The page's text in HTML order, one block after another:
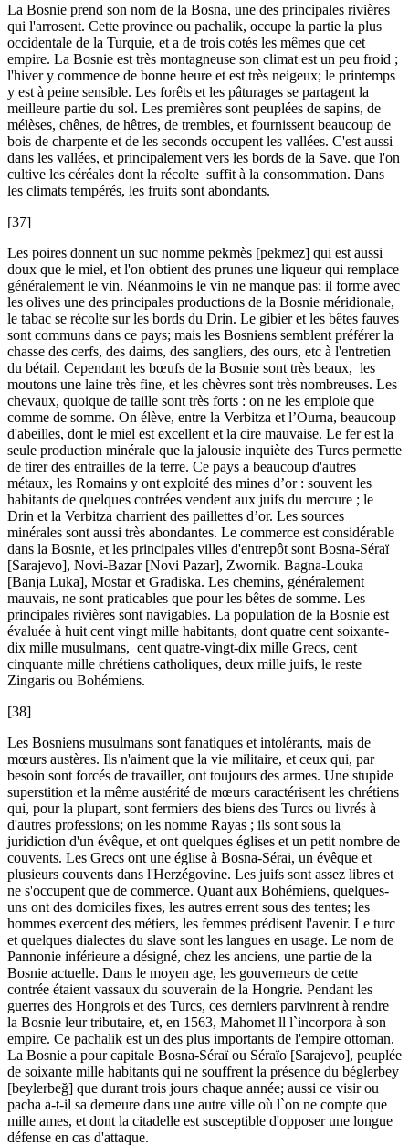
La Bosnie prend son nom de la Bosna, une des principales rivières
qui l'arrosent. Cette province ou pachalik, occupe la partie la plus
occidentale de la Turquie, et a de trois cotés les mêmes que cet
empire. La Bosnie est très montagneuse son climat est un peu froid ;
l'hiver y commence de bonne heure et est très neigeux; le printemps
y est à peine sensible. Les forêts et les pâturages se partagent la
meilleure partie du sol. Les premières sont peuplées de sapins, de
mélèses, chênes, de hêtres, de trembles, et fournissent beaucoup de
bois de charpente et de les seconds occupent les vallées. C'est aussi
dans les vallées, et principalement vers les bords de la Save. que l'on
cultive les céréales dont la récolte suffit à la consommation. Dans
les climats tempérés, les fruits sont abondants.
[37]
Les poires donnent un suc nomme pekmès [pekmez] qui est aussi
doux que le miel, et l'on obtient des prunes une liqueur qui remplace
généralement le vin. Néanmoins le vin ne manque pas; il forme avec
les olives une des principales productions de la Bosnie méridionale,
le tabac se récolte sur les bords du Drin. Le gibier et les bêtes fauves
sont communs dans ce pays; mais les Bosniens semblent préférer la
chasse des cerfs, des daims, des sangliers, des ours, etc à l'entretien
du bétail. Cependant les bœufs de la Bosnie sont très beaux, les
moutons une laine très fine, et les chèvres sont très nombreuses. Les
chevaux, quoique de taille sont très forts : on ne les emploie que
comme de somme. On élève, entre la Verbitza et l’Ourna, beaucoup
d'abeilles, dont le miel est excellent et la cire mauvaise. Le fer est la
seule production minérale que la jalousie inquiète des Turcs permette
de tirer des entrailles de la terre. Ce pays a beaucoup d'autres
métaux, les Romains y ont exploité des mines d’or : souvent les
habitants de quelques contrées vendent aux juifs du mercure ; le
Drin et la Verbitza charrient des paillettes d’or. Les sources
minérales sont aussi très abondantes. Le commerce est considérable
dans la Bosnie, et les principales villes d'entrepôt sont Bosna-Séraï
[Sarajevo], Novi-Bazar [Novi Pazar], Zwornik. Bagna-Louka
[Banja Luka], Mostar et Gradiska. Les chemins, généralement
mauvais, ne sont praticables que pour les bêtes de somme. Les
principales rivières sont navigables. La population de la Bosnie est
évaluée à huit cent vingt mille habitants, dont quatre cent soixante-
dix mille musulmans, cent quatre-vingt-dix mille Grecs, cent
cinquante mille chrétiens catholiques, deux mille juifs, le reste
Zingaris ou Bohémiens.
[38]
Les Bosniens musulmans sont fanatiques et intolérants, mais de
mœurs austères. Ils n'aiment que la vie militaire, et ceux qui, par
besoin sont forcés de travailler, ont toujours des armes. Une stupide
superstition et la même austérité de mœurs caractérisent les chrétiens
qui, pour la plupart, sont fermiers des biens des Turcs ou livrés à
d'autres professions; on les nomme Rayas ; ils sont sous la
juridiction d'un évêque, et ont quelques églises et un petit nombre de
couvents. Les Grecs ont une église à Bosna-Sérai, un évêque et
plusieurs couvents dans l'Herzégovine. Les juifs sont assez libres et
ne s'occupent que de commerce. Quant aux Bohémiens, quelques-
uns ont des domiciles fixes, les autres errent sous des tentes; les
hommes exercent des métiers, les femmes prédisent l'avenir. Le turc
et quelques dialectes du slave sont les langues en usage. Le nom de
Pannonie inférieure a désigné, chez les anciens, une partie de la
Bosnie actuelle. Dans le moyen age, les gouverneurs de cette
contrée étaient vassaux du souverain de la Hongrie. Pendant les
guerres des Hongrois et des Turcs, ces derniers parvinrent à rendre
la Bosnie leur tributaire, et, en 1563, Mahomet ll l`incorpora à son
empire. Ce pachalik est un des plus importants de l'empire ottoman.
La Bosnie a pour capitale Bosna-Séraï ou Séraïo [Sarajevo], peuplée
de soixante mille habitants qui ne souffrent la présence du béglerbey
[beylerbeğ] que durant trois jours chaque année; aussi ce visir ou
pacha a-t-il sa demeure dans une autre ville où l`on ne compte que
mille ames, et dont la citadelle est susceptible d'opposer une longue
défense en cas d'attaque.